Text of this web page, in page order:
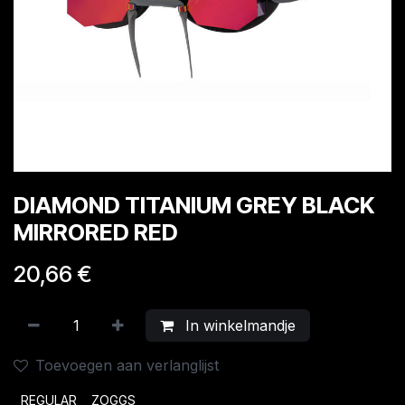
DIAMOND TITANIUM GREY BLACK
MIRRORED RED
20,66 €
In winkelmandje
Toevoegen aan verlanglijst
REGULAR ZOGGS